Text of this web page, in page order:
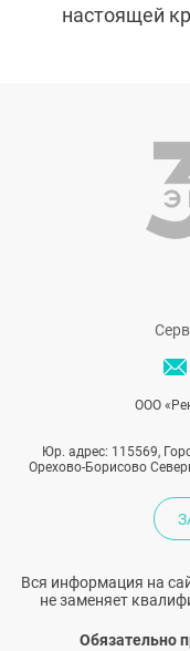
настоящей
ООО
Юр. адрес: 115569,
Орехово-Борисово
Вся информация на
не заменяет
Обязательно